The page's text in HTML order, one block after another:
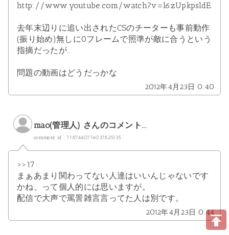
http://www.youtube.com/watch?v=l6zUpkpsldE
去年末辺りに追い出されたCSのチーターも事前動作
(振り始め)無しに0フレームで照準が敵に合うという
指摘だったが…
問題の動画はどうだっかな
2012年4月23日 0:40
mao(管理人) さんのコメント...
comment id : 7187460776037825135
>>17
まぁあまり関わってない人達はいいんじゃないです
かね、って個人的には思いますが。
配信で大声で罵詈雑言言ってた人は別です。
2012年4月23日 0:44